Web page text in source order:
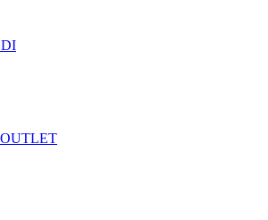
OUTLET